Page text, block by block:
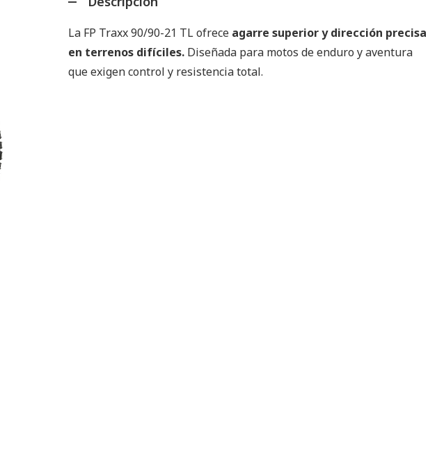
La FP Traxx 90/90-21 TL ofrece agarre superior y dirección precisa
en terrenos difíciles. Diseñada para motos de enduro y aventura
que exigen control y resistencia total.